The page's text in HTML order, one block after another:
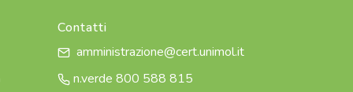
Contatti
amministrazione@cert.unimol.it
n.verde 800 588 815